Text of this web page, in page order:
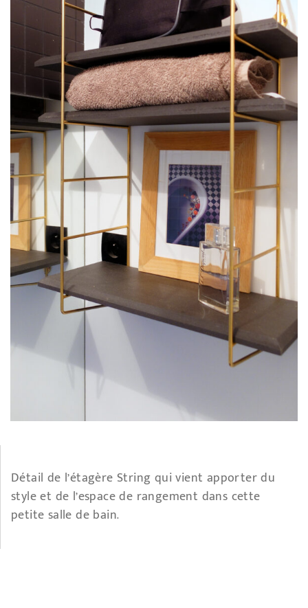
Détail de l’étagère String qui vient apporter du
style et de l’espace de rangement dans cette
petite salle de bain.